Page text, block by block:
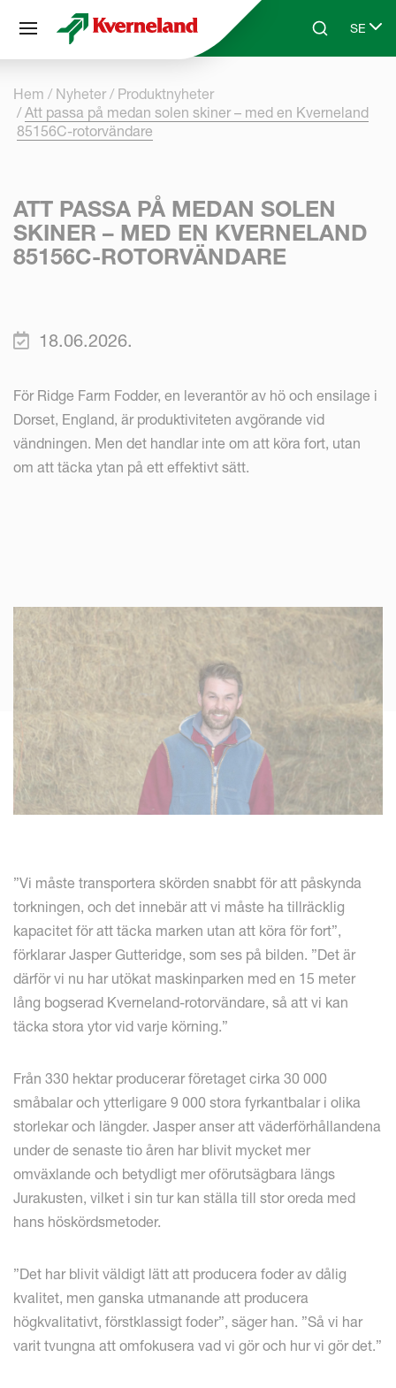
Skip to main contentSearchSE
Select
Hem Nyheter
Produktnyheter
Att passa på medan solen skiner – med en Kverneland
85156C-rotorvändare
ATT PASSA PÅ MEDAN SOLEN
SKINER – MED EN KVERNELAND
85156C-ROTORVÄNDARE
18.06.2026.
För Ridge Farm Fodder, en leverantör av hö och ensilage i
Dorset, England, är produktiviteten avgörande vid
vändningen. Men det handlar inte om att köra fort, utan
om att täcka ytan på ett effektivt sätt.
”Vi måste transportera skörden snabbt för att påskynda
torkningen, och det innebär att vi måste ha tillräcklig
kapacitet för att täcka marken utan att köra för fort”,
förklarar Jasper Gutteridge, som ses på bilden. ”Det är
därför vi nu har utökat maskinparken med en 15 meter
lång bogserad Kverneland-rotorvändare, så att vi kan
täcka stora ytor vid varje körning.”
Från 330 hektar producerar företaget cirka 30 000
småbalar och ytterligare 9 000 stora fyrkantbalar i olika
storlekar och längder. Jasper anser att väderförhållandena
under de senaste tio åren har blivit mycket mer
omväxlande och betydligt mer oförutsägbara längs
Jurakusten, vilket i sin tur kan ställa till stor oreda med
hans höskördsmetoder.
”Det har blivit väldigt lätt att producera foder av dålig
kvalitet, men ganska utmanande att producera
högkvalitativt, förstklassigt foder”, säger han. ”Så vi har
varit tvungna att omfokusera vad vi gör och hur vi gör det.”
Cookie- hanteringspanel